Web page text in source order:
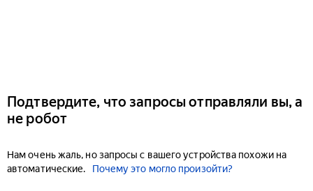
Подтвердите, что запросы отправляли вы, а
не робот
Нам очень жаль, но запросы с вашего устройства похожи на
автоматические.
Почему это могло произойти?